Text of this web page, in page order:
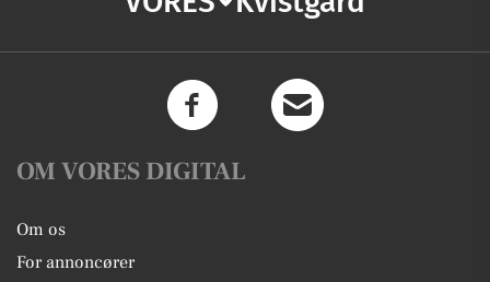
OM VORES DIGITAL
Om os
For annoncører